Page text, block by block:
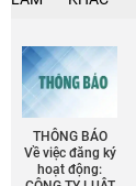
THÔNG BÁO
Về việc đăng ký
hoạt động: